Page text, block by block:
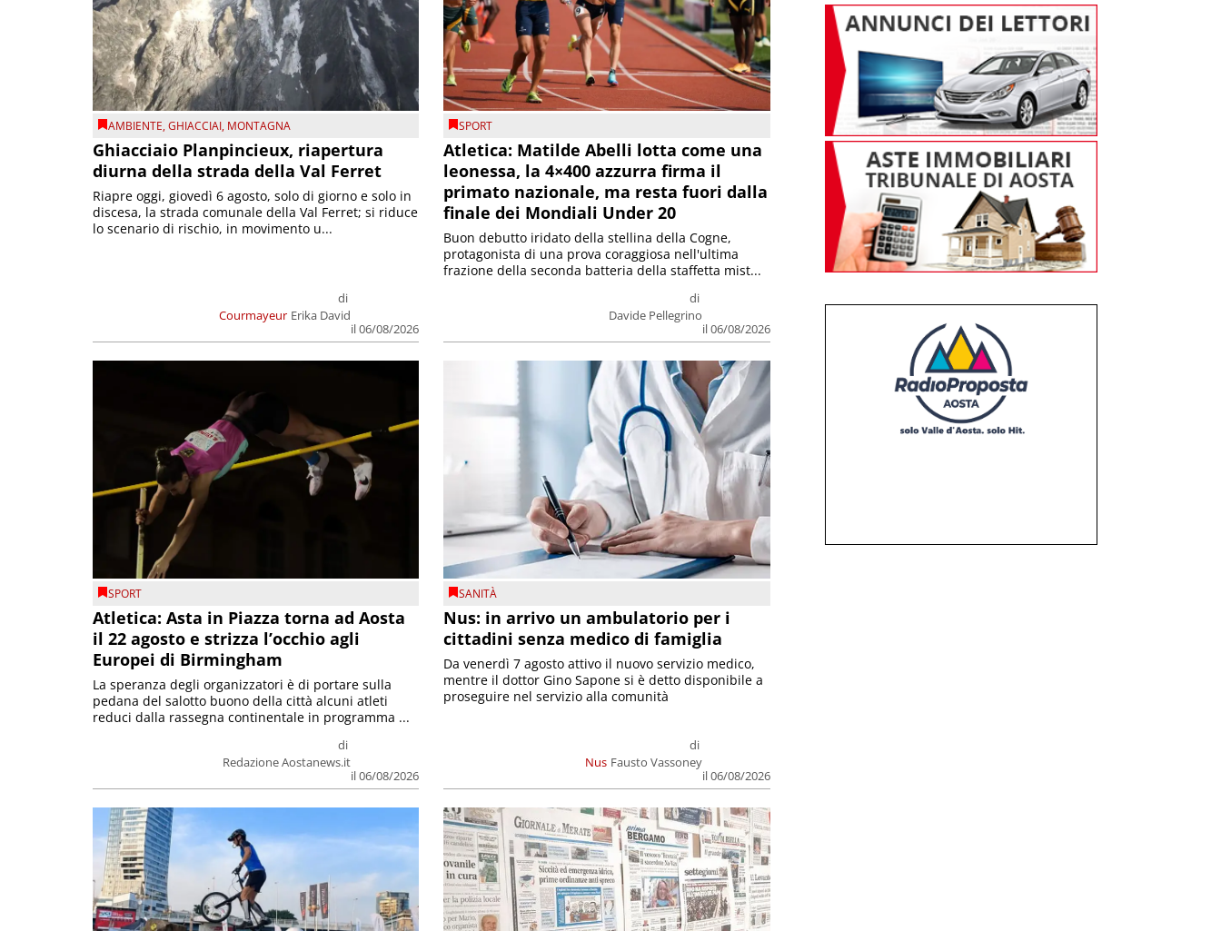
AMBIENTE,GHIACCIAI, MONTAGNA
Ghiacciaio Planpincieux, riapertura
diurna della strada della Val Ferret
Courmayeur
di
Erika David
il 06/08/2026
Riapre oggi, giovedì 6 agosto, solo di giorno e solo in
discesa, la strada comunale della Val Ferret; si riduce
lo scenario di rischio, in movimento u...
SPORT
Atletica: Matilde Abelli lotta come una
leonessa, la 4×400 azzurra firma il
primato nazionale, ma resta fuori dalla
finale dei Mondiali Under 20
di
Davide Pellegrino
il 06/08/2026
Buon debutto iridato della stellina della Cogne,
protagonista di una prova coraggiosa nell'ultima
frazione della seconda batteria della staffetta mist...
SPORT
Atletica: Asta in Piazza torna ad Aosta
il 22 agosto e strizza l’occhio agli
Europei di Birmingham
di
Redazione Aostanews.it
il 06/08/2026
La speranza degli organizzatori è di portare sulla
pedana del salotto buono della città alcuni atleti
reduci dalla rassegna continentale in programma ...
SANITÀ
Nus: in arrivo un ambulatorio per i
cittadini senza medico di famiglia
Nus
di
Fausto Vassoney
il 06/08/2026
Da venerdì 7 agosto attivo il nuovo servizio medico,
mentre il dottor Gino Sapone si è detto disponibile a
proseguire nel servizio alla comunità